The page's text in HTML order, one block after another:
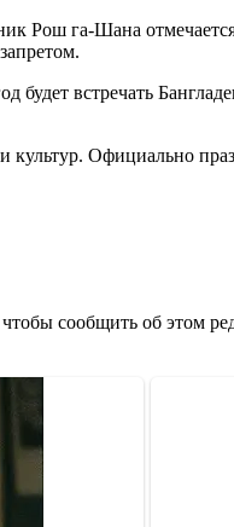
Рош га-Шана
встречать
культур. Официально
сообщить об этом